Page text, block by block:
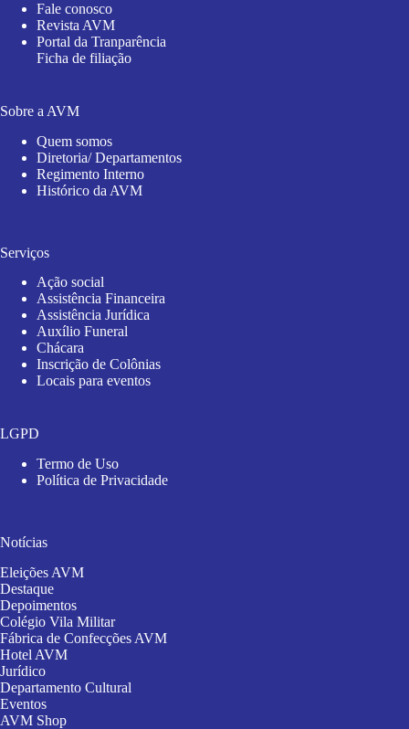
Fale conosco
Revista AVM
Portal da Tranparência
Ficha de filiação
Sobre a AVM
Quem somos
Diretoria/ Departamentos
Regimento Interno
Histórico da AVM
Serviços
Ação social
Assistência Financeira
Assistência Jurídica
Auxílio Funeral
Chácara
Inscrição de Colônias
Locais para eventos
LGPD
Termo de Uso
Política de Privacidade
Notícias
Eleições AVM
Destaque
Depoimentos
Colégio Vila Militar
Fábrica de Confecções AVM
Hotel AVM
Jurídico
Departamento Cultural
Eventos
AVM Shop